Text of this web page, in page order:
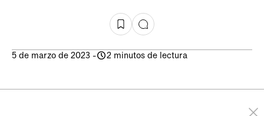
5 de marzo de 2023 - 2 minutos de lectura